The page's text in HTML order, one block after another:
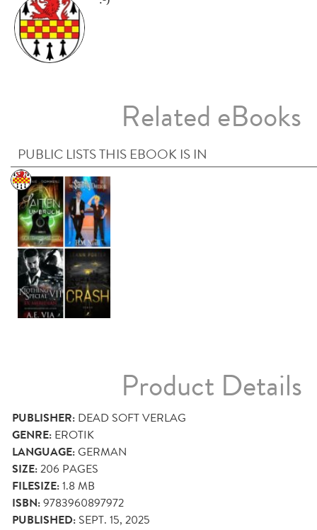
Related eBooks
PUBLIC LISTS THIS EBOOK IS IN
Product Details
PUBLISHER: DEAD SOFT VERLAG
GENRE: EROTIK
LANGUAGE:GERMAN
SIZE:206 PAGES
FILESIZE:1.8 MB
ISBN:9783960897972
PUBLISHED: SEPT. 15, 2025